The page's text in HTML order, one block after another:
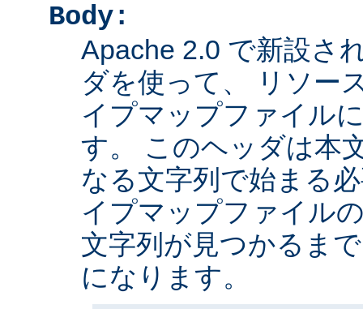
Body:
Apache 2.0 で新設さ
ダを使って、 リソー
イプマップファイル
す。 このヘッダは本
なる文字列で始まる
イプマップファイル
文字列が見つかるま
になります。